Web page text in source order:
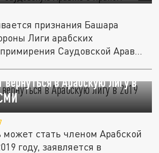
признания Башара
Лиги арабских
Саудовской Аравии
в Арабскую лигу в
может стать членом Арабской
году, заявляется в